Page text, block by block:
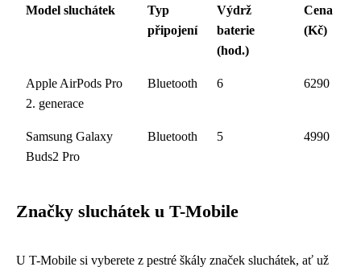
Model sluchátek
Typ
připojení
Výdrž
baterie
(hod.)
Cena
(Kč)
Apple AirPods Pro
2. generace
Bluetooth 6 6290
Samsung Galaxy
Buds2 Pro
Bluetooth 5 4990
Značky sluchátek u T-Mobile
U T-Mobile si vyberete z pestré škály značek sluchátek, ať už